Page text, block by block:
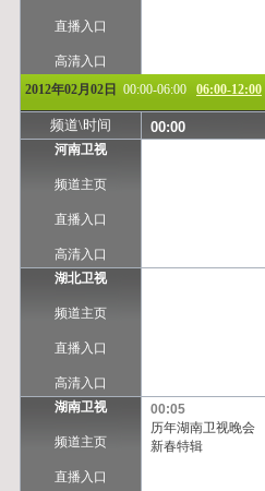
直播入口
高清入口
2012年02月02日 00:00-06:00 06:00-12:00
频道\时间 00:00
河南卫视
频道主页
直播入口
高清入口
湖北卫视
频道主页
直播入口
高清入口
湖南卫视
频道主页
直播入口
00:05
历年湖南卫视晚会
新春特辑